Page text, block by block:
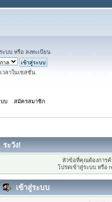
ะบบ หรือ ลงทะเบียน
วลาในเซสชั่น
บบ สมัครสมาชิก
ระวัง!
หัวข้อที่คุณต้องการ
โปรดเข้าสู่ระบบ หรือ
เข้าสู่ระบบ